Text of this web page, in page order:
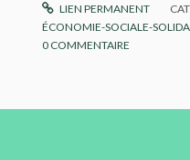
LIEN PERMANENT
ÉCONOMIE-SOCIALE-
0 COMMENTAIRE